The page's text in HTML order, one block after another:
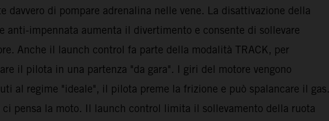
davvero di pompare adrenalina nelle vene. La disattivazione della
anti-impennata aumenta il divertimento e consente di sollevare
Anche il launch control fa parte della modalità TRACK, per
il pilota in una partenza "da gara". I giri del motore vengono
al regime "ideale", il pilota preme la frizione e può spalancare il gas.
ci pensa la moto. Il launch control limita il sollevamento della ruota